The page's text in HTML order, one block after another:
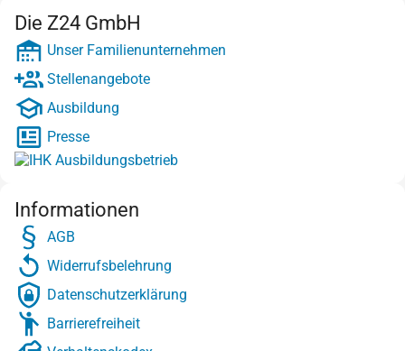
Die Z24 GmbH
Unser Familienunternehmen
Stellenangebote
Ausbildung
Presse
Informationen
AGB
Widerrufsbelehrung
Datenschutzerklärung
Barrierefreiheit